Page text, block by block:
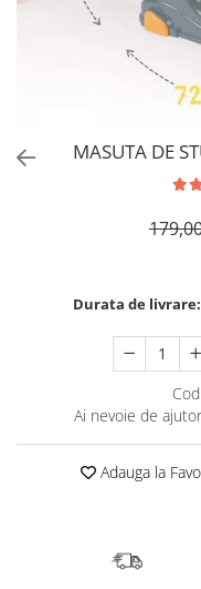
MASUTA DE
Durata de livrare:
Ai nevoie de
Adauga la